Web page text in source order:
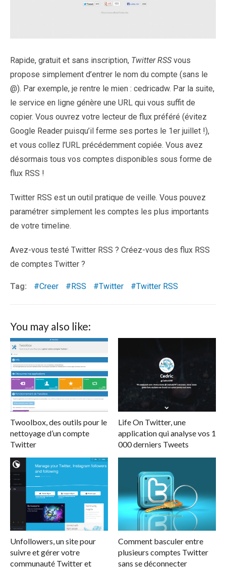
Rapide, gratuit et sans inscription, Twitter RSS vous
propose simplement d’entrer le nom du compte (sans le
@). Par exemple, je rentre le mien : cedricadw. Par la suite,
le service en ligne génère une URL qui vous suffit de
copier. Vous ouvrez votre lecteur de flux préféré (évitez
Google Reader puisqu’il ferme ses portes le 1er juillet !),
et vous collez l’URL précédemment copiée. Vous avez
désormais tous vos comptes disponibles sous forme de
flux RSS !
Twitter RSS est un outil pratique de veille. Vous pouvez
paramétrer simplement les comptes les plus importants
de votre timeline.
Avez-vous testé Twitter RSS ? Créez-vous des flux RSS
de comptes Twitter ?
Tag: Creer RSS Twitter Twitter RSS
You may also like:
Twoolbox, des outils pour le
nettoyage d’un compte
Twitter
Life On Twitter, une
application qui analyse vos 1
000 derniers Tweets
Unfollowers, un site pour
suivre et gérer votre
communauté Twitter et
Comment basculer entre
plusieurs comptes Twitter
sans se déconnecter